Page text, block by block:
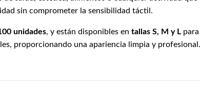
sin comprometer la sensibilidad táctil.
unidades, y están disponibles en tallas S, M y L
proporcionando una apariencia limpia y profesional.